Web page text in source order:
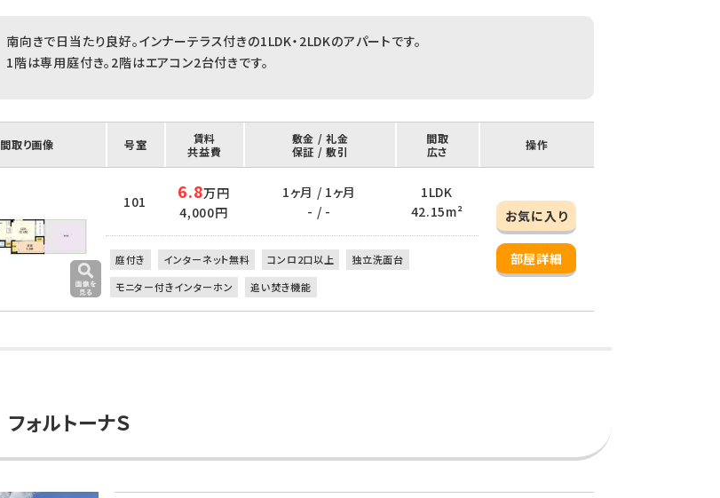
南向きで日当たり良好。インナーテラス付きの1LDK・2LDKのアパートです。
1階は専用庭付き。2階はエアコン2台付きです。
間取り画像 号室
賃料
共益費
敷金 / 礼金
保証 / 敷引
間取
広さ
操作
101 6.8万円
4,000円
1ヶ月 / 1ヶ月
- / -
1LDK
42.15m²
お気に入り
部屋詳細
庭付き インターネット無料 コンロ2口以上
独立洗面台
モニター付きインターホン
追い焚き機能
フォルトーナＳ